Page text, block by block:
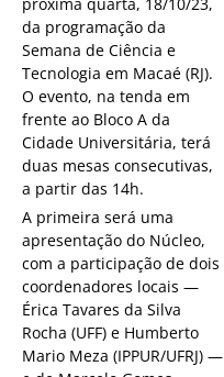
da programação da
Semana de Ciência e
Tecnologia em Macaé (RJ).
O evento, na tenda em
frente ao Bloco A da
Cidade Universitária, terá
duas mesas consecutivas,
a partir das 14h.
A primeira será uma
apresentação do Núcleo,
com a participação de dois
coordenadores locais —
Érica Tavares da Silva
Rocha (UFF) e Humberto
Mario Meza (IPPUR/UFRJ) —